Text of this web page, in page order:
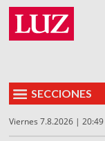
SECCIONES
Viernes 7.8.2026 | 20:49